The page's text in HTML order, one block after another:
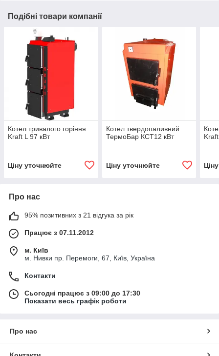
Подібні товари компанії
Котел тривалого горіння
Kraft L 97 кВт
Ціну уточнюйте
Котел твердопаливний
ТермоБар КСТ12 кВт
Ціну уточнюйте
Про нас
95% позитивних з 21 відгука за рік
Працює з 07.11.2012
м. Київ
м. Нивки пр. Перемоги, 67, Київ, Україна
Контакти
Сьогодні працює з 09:00 до 17:30
Показати весь графік роботи
Про нас